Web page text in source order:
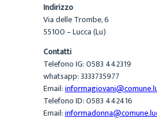
Indirizzo
Via delle Trombe, 6
55100 – Lucca (Lu)
Contatti
Telefono IG: 0583 442319
whatsapp: 3333735977
Email:
Telefono ID: 0583 442416
Email: